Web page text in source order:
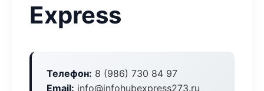
Express
Телефон: 8 (986) 730 84 97
Email: info@infohubexpress273.ru